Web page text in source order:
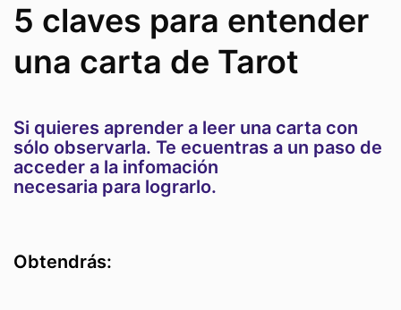
5 claves para entender
una carta de Tarot
Si quieres aprender a leer una carta con
sólo observarla. Te ecuentras a un paso de
acceder a la infomación
necesaria para lograrlo.
Obtendrás: